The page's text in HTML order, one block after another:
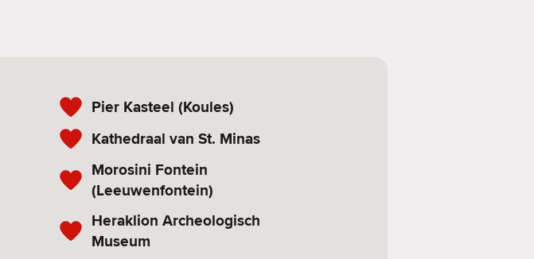
Pier Kasteel (Koules)
Kathedraal van St. Minas
Morosini Fontein
(Leeuwenfontein)
Heraklion Archeologisch
Museum